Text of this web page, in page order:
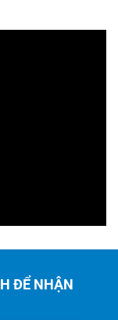
ĐỂ NHẬN